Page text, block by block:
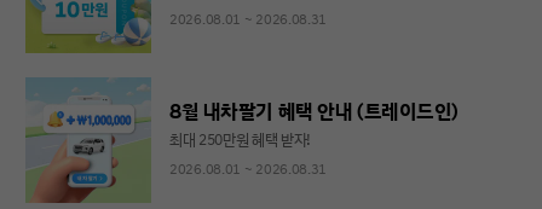
2026.08.01 ~ 2026.08.31
8월 내차팔기 혜택 안내 (트레이드인)
최대 250만원 혜택 받자!
2026.08.01 ~ 2026.08.31